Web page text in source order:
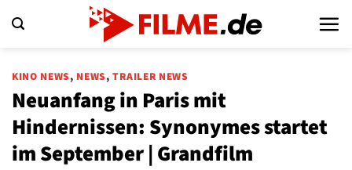
Inhalt
KINO NEWS, NEWS,TRAILER NEWS
Neuanfang in Paris mit
Hindernissen: Synonymes startet
im September | Grandfilm